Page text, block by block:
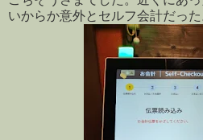
いからか意外とセルフ会計だった